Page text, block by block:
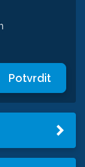
Potvrdit